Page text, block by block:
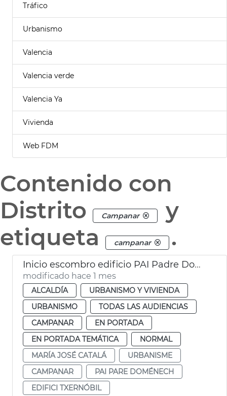
Tráfico
Urbanismo
Valencia
Valencia verde
Valencia Ya
Vivienda
Web FDM
Contenido con
Distrito
Campanar
y
etiqueta
campanar .
Inicio escombro edificio PAI Padre Doménech
modificado hace 1 mes
ALCALDÍA
URBANISMO Y VIVIENDA
URBANISMO
TODAS LAS AUDIENCIAS
CAMPANAR
EN PORTADA
EN PORTADA TEMÁTICA
NORMAL
MARÍA JOSÉ CATALÁ
URBANISME
CAMPANAR
PAI PARE DOMÉNECH
EDIFICI TXERNÓBIL